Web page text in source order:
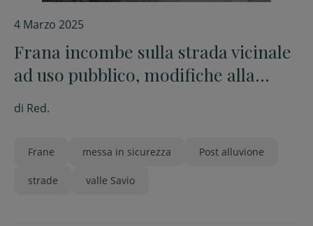
4 Marzo 2025
Frana incombe sulla strada vicinale
ad uso pubblico, modifiche alla
circolazione e messa in sicurezza
del tratto di via Rovereto
di Red.
Frane messa in sicurezza Post alluvione
strade valle Savio